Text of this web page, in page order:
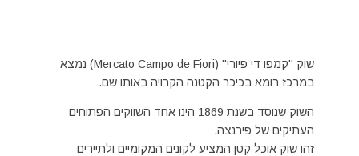
שוק "קמפו די פיורי" (Mercato Campo de Fiori) נמצא
במרכז רומא בכיכר הקטנה הקרויה באותו שם.
השוק שנוסד בשנת 1869 הינו אחד השווקים הפתוחים
העתיקים של פירנצה.
זהו שוק אוכל קטן המציע לקונים המקומיים ולתיירים